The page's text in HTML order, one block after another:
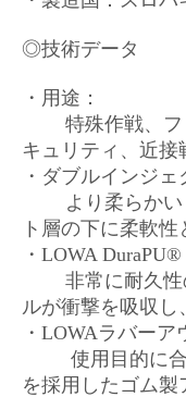
◎技術データ
・用途：
特殊作戦、
キュリティ、近接
・ダブルインジェ
より柔らか
ト層の下に柔軟
・LOWA DuraPU®
非常に耐久
ルが衝撃を吸収し
・LOWAラバーア
使用目的に
を採用したゴム製